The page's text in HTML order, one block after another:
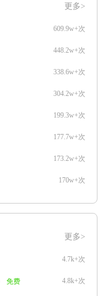
更多>
609.9w+次
448.2w+次
338.6w+次
304.2w+次
199.3w+次
177.7w+次
173.2w+次
170w+次
更多>
4.7k+次
4.8k+次
免费